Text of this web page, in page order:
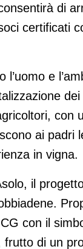
di
certificati
e
con
ai padri
in vigna.
il
con il
frutto di un